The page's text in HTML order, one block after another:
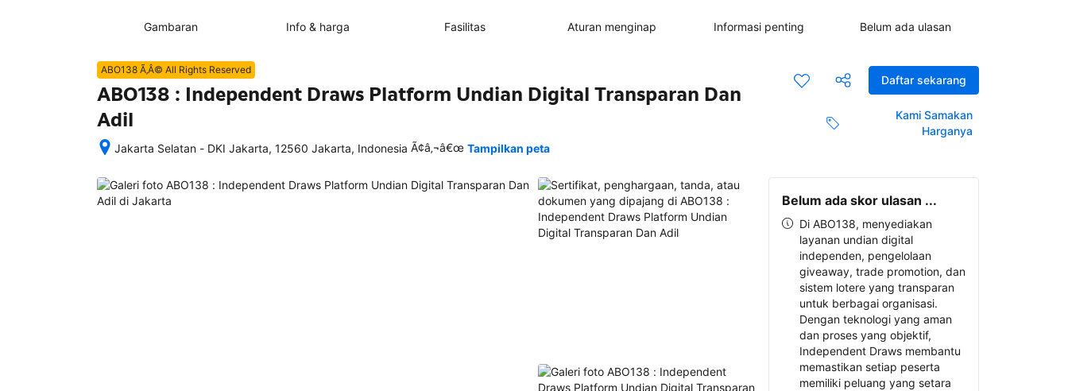
Gambaran Info & harga Fasilitas Aturan menginap Informasi penting Belum ada ulasan
Daftar sekarang
Kami Samakan
Harganya
ABO138 Ã‚Â© All Rights Reserved
ABO138 : Independent Draws Platform Undian Digital Transparan Dan
Adil
Jakarta Selatan - DKI Jakarta, 12560 Jakarta, Indonesia
memesan,
semua
Ã¢â‚¬â€œ Tampilkan peta
Belum ada skor ulasan ...
Di ABO138, menyediakan
layanan undian digital
independen, pengelolaan
giveaway, trade promotion, dan
sistem lotere yang transparan
untuk berbagai organisasi.
Dengan teknologi yang aman
dan proses yang objektif,
Independent Draws membantu
memastikan setiap peserta
memiliki peluang yang setara